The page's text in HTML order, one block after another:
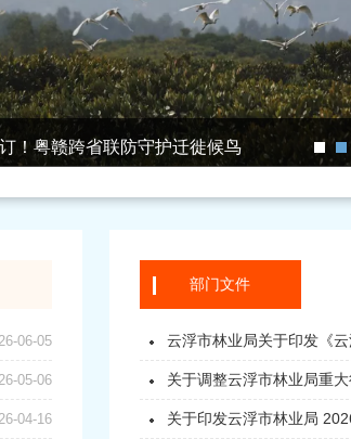
！粤赣跨省联防守护迁徙候鸟
06-05
05-06
04-16
部门文件
云浮市林业局关于印发《云
关于调整云浮市林业局重
关于印发云浮市林业局